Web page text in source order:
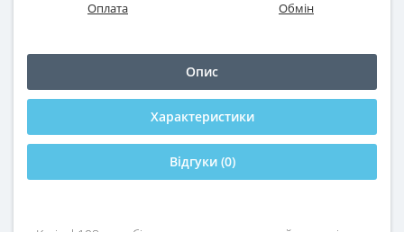
Оплата Обмін
Опис
Характеристики
Відгуки (0)